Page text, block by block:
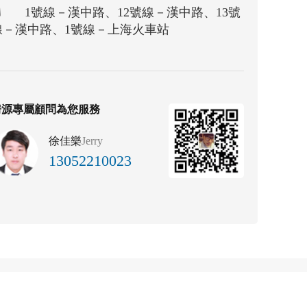
1號線－漢中路、12號線－漢中路、13號
漢中路、1號線－上海火車站
專屬顧問為您服務
徐佳樂Jerry
13052210023